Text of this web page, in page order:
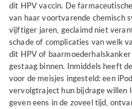
dit HPV vaccin. De
van haar voortvarende chemisch
vijftiger jaren, geclaimd niet
schade of complicaties van welk
dit HPV of
gestaag binnen. Inmiddels heeft
voor de meisjes ingesteld: een
vervolgtraject hun bijdrage willen
geven eens in de zoveel tijd,